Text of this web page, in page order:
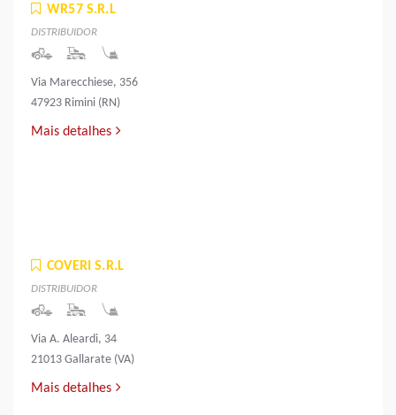
WR57 S.R.L
DISTRIBUIDOR
Via Marecchiese, 356
47923 Rimini (RN)
Mais detalhes
COVERI S.R.L
DISTRIBUIDOR
Via A. Aleardi, 34
21013 Gallarate (VA)
Mais detalhes